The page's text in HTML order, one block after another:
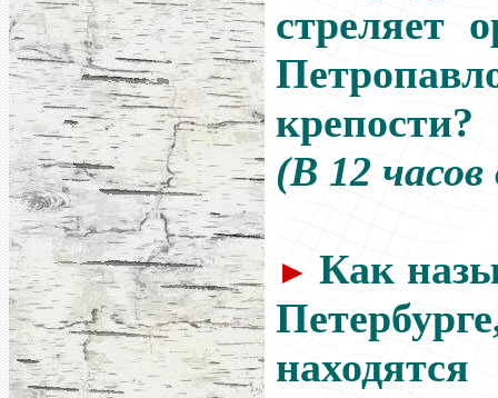
стреляет
крепости?
(В 12 часов
► Как